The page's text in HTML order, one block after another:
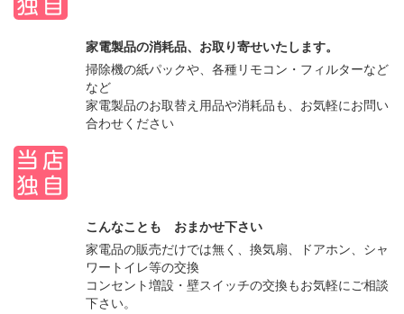
家電製品の消耗品、お取り寄せいたします。
掃除機の紙パックや、各種リモコン・フィルターなど
など
家電製品のお取替え用品や消耗品も、お気軽にお問い
合わせください
こんなことも おまかせ下さい
家電品の販売だけでは無く、換気扇、ドアホン、シャ
ワートイレ等の交換
コンセント増設・壁スイッチの交換もお気軽にご相談
下さい。